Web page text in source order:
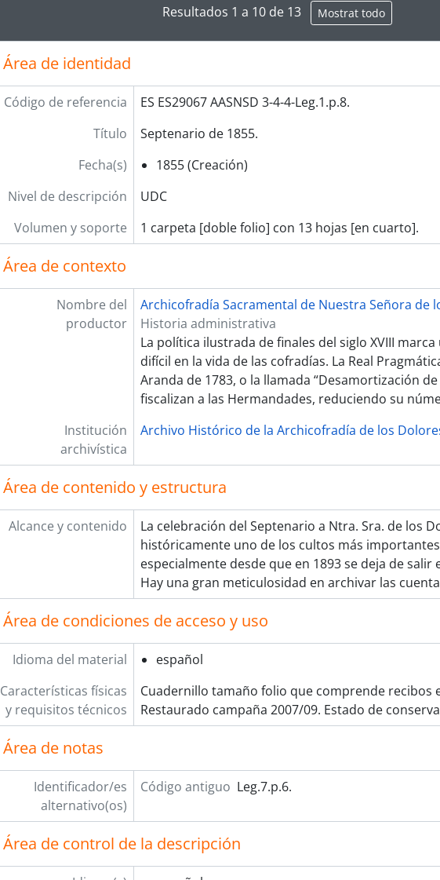
Resultados 1 a 10 de 13
Mostrat todo
Área de identidad
Código de referencia
ES ES29067 AASNSD 3-4-4-Leg.1.p.8.
Título
Septenario de 1855.
Fecha(s)
1855 (Creación)
Nivel de descripción
UDC
Volumen y soporte
1 carpeta [doble folio] con 13 hojas [en cuarto].
Área de contexto
Nombre del
productor
Archicofradía Sacramental de Nuestra Señora de
Historia administrativa
La política ilustrada de finales del siglo XVIII
difícil en la vida de las cofradías. La Real
Aranda de 1783, o la llamada “Desamortización de
fiscalizan a las Hermandades, reduciendo su
Institución
archivística
Archivo Histórico de la Archicofradía de los
Área de contenido y estructura
Alcance y contenido
La celebración del Septenario a Ntra. Sra. de los
históricamente uno de los cultos más
especialmente desde que en 1893 se deja de salir
Hay una gran meticulosidad en archivar las
Área de condiciones de acceso y uso
Idioma del material
español
Características físicas
y requisitos técnicos
Cuadernillo tamaño folio que comprende recibos
Restaurado campaña 2007/09. Estado de
Área de notas
Identificador/es
alternativo(os)
Código antiguo Leg.7.p.6.
Área de control de la descripción